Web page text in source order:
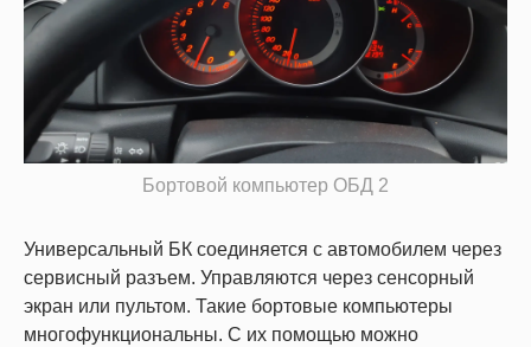
Бортовой компьютер ОБД 2
Универсальный БК соединяется с автомобилем через
сервисный разъем. Управляются через сенсорный
экран или пультом. Такие бортовые компьютеры
многофункциональны. С их помощью можно